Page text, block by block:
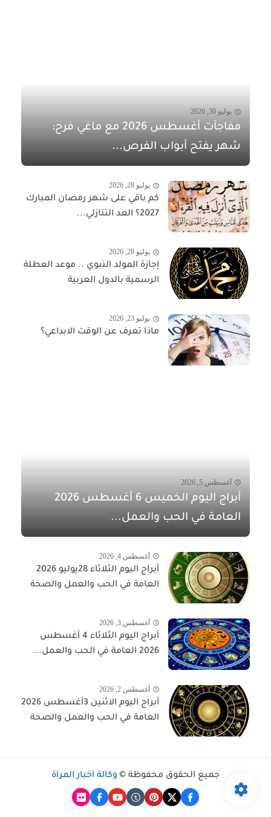
يوليو 30, 2026
مفاجآت أغسطس 2026 مع ماغي فرح:
شهر يفتح أبواب الفرص...
يوليو 28, 2026
كم باقي على شهر رمضان المبارك
2027؟ العد التنازلي...
يوليو 28, 2026
إجازة المولد النبوي .. موعد العطلة
الرسمية بالدول العربية
يوليو 23, 2026
ماذا تعرف عن الوقت الابداعي؟
أغسطس 5, 2026
أبراج اليوم الخميس 6 أغسطس 2026
العامة في الحب والعمل...
أغسطس 4, 2026
أبراج اليوم الثلاثاء 28يوليو 2026
العامة في الحب والعمل والصحة
أغسطس 3, 2026
أبراج اليوم الثلاثاء 4 أغسطس
2026 العامة في الحب والعمل...
أغسطس 2, 2026
أبراج اليوم الاثنين 3أغسطس 2026
العامة في الحب والعمل والصحة
جميع الحقوق محفوظة © وكالة أخبار المرأة